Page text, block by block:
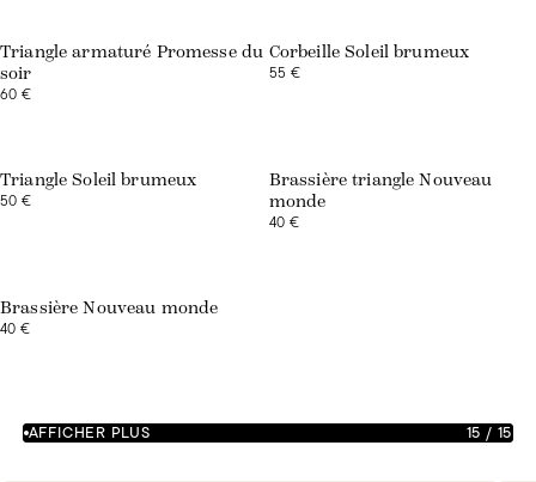
Triangle armaturé Promesse du
soir
60 €
Corbeille Soleil brumeux
55 €
Triangle Soleil brumeux
50 €
Brassière triangle Nouveau
monde
40 €
Brassière Nouveau monde
40 €
AFFICHER PLUS 15 / 15